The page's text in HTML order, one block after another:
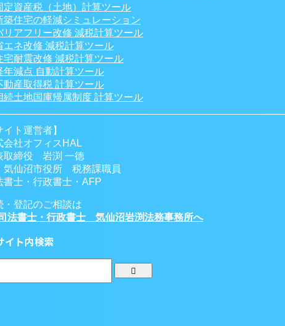
定資産税（土地）計算ツール
築住宅の軽減シミュレーション
リアフリー改修 減税計算ツール
エネ改修 減税計算ツール
宅耐震改修 減税計算ツール
年減点 自動計算ツール
動産取得税 計算ツール
続土地国庫帰属制度 計算ツール
イト運営者】
会社オフィスHAL
取締役 岩渕 一徳
気仙沼市役所 税務課職員
書士・行政書士・AFP
・登記のご相談は
法書士・行政書士 気仙沼岩渕法務事務所へ
イト内検索